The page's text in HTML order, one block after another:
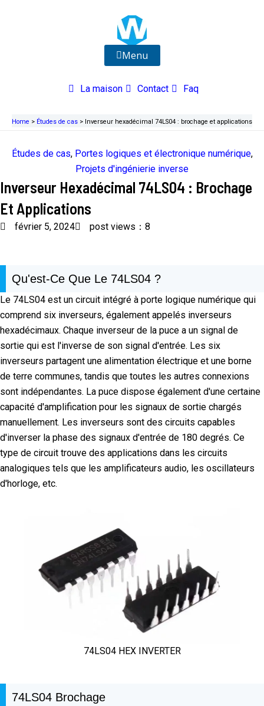
Menu
La maison Contact Faq
Home > Études de cas > Inverseur hexadécimal 74LS04 : brochage et applications
Études de cas, Portes logiques et électronique numérique,
Projets d'ingénierie inverse
Inverseur Hexadécimal 74LS04 : Brochage
Et Applications
février 5, 2024 post views：8
Qu'est-Ce Que Le 74LS04 ?
Le 74LS04 est un circuit intégré à porte logique numérique qui
comprend six inverseurs, également appelés inverseurs
hexadécimaux. Chaque inverseur de la puce a un signal de
sortie qui est l'inverse de son signal d'entrée. Les six
inverseurs partagent une alimentation électrique et une borne
de terre communes, tandis que toutes les autres connexions
sont indépendantes. La puce dispose également d'une certaine
capacité d'amplification pour les signaux de sortie chargés
manuellement. Les inverseurs sont des circuits capables
d'inverser la phase des signaux d'entrée de 180 degrés. Ce
type de circuit trouve des applications dans les circuits
analogiques tels que les amplificateurs audio, les oscillateurs
d'horloge, etc.
74LS04 HEX INVERTER
74LS04 Brochage